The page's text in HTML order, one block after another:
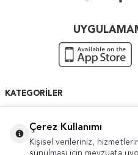
KATEGORILER
HIZLI ERIŞIM
Çerez Kullanımı
Kişisel verileriniz,
sunulması için mevzuata